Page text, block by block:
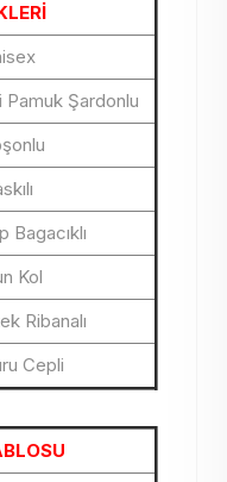
Şardonlu
Bagacıklı
Kol
Ribanalı
Cepli